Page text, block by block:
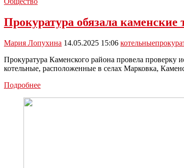
Прокуратура обязала
Мария Лопухина 14.05.2025 15:06 котельные
Прокуратура Каменского района провела проверку
котельные, расположенные в селах Марковка,
ПодробнееПрокуратура